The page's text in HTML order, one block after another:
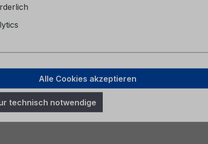
Alle Cookies akzeptieren
technisch notwendige